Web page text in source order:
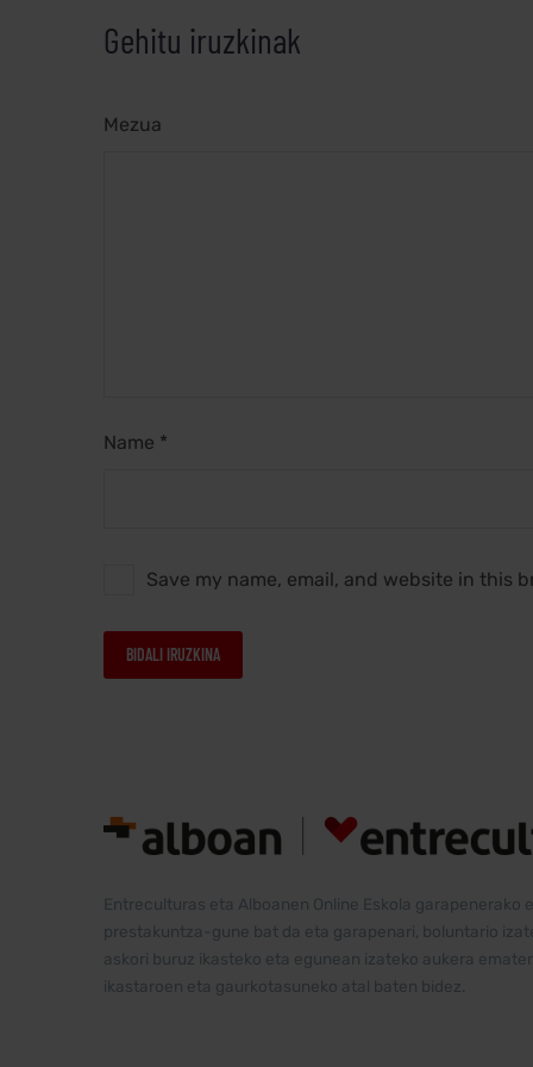
Gehitu iruzkinak
Mezua
Name *
Save my name, email, and website in this
BIDALI IRUZKINA
Entreculturas eta Alboanen Online Eskola
prestakuntza-gune bat da eta garapenari, boluntario
askori buruz ikasteko eta egunean izateko aukera
ikastaroen eta gaurkotasuneko atal baten bidez.